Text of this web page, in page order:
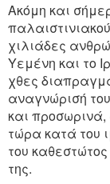
Ακόμη και
χιλιάδες
Υεμένη και το
χθες
αναγνώρισή
και
τώρα κατά του
του
της.